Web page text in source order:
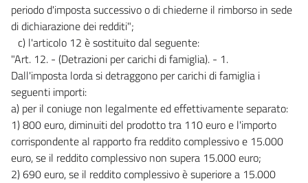
periodo d'imposta successivo o di chiederne il rimborso in sede
di dichiarazione dei redditi";
c) l'articolo 12 è sostituito dal seguente:
"Art. 12. - (Detrazioni per carichi di famiglia). - 1.
Dall'imposta lorda si detraggono per carichi di famiglia i
seguenti importi:
a) per il coniuge non legalmente ed effettivamente separato:
1) 800 euro, diminuiti del prodotto tra 110 euro e l'importo
corrispondente al rapporto fra reddito complessivo e 15.000
euro, se il reddito complessivo non supera 15.000 euro;
2) 690 euro, se il reddito complessivo è superiore a 15.000